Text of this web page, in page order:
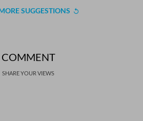
SUGGESTIONS
COMMENT
SHARE YOUR VIEWS